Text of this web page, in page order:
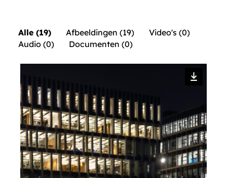
Alle (19) Afbeeldingen (19)
Video's (0)
Audio (0)
Documenten (0)